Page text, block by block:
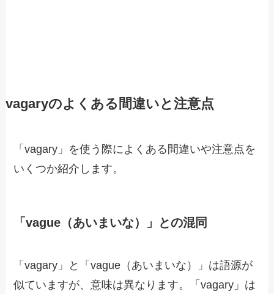
vagaryのよくある間違いと注意点
「vagary」を使う際によくある間違いや注意点を
いくつか紹介します。
「vague（あいまいな）」との混同
「vagary」と「vague（あいまいな）」は語源が
似ていますが、意味は異なります。「vagary」は